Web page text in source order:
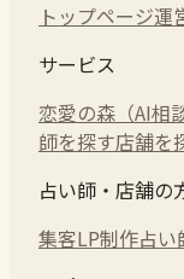
トップページ運
サービス
恋愛の森（AI相談
師を探す店舗を
占い師・店舗の
集客LP制作占い